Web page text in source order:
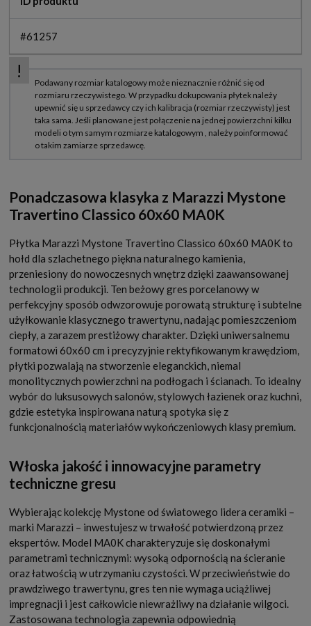
#61257
Ponadczasowa klasyka z Marazzi Mystone
Travertino Classico 60x60 MA0K
Płytka Marazzi Mystone Travertino Classico 60x60 MA0K to
hołd dla szlachetnego piękna naturalnego kamienia,
przeniesiony do nowoczesnych wnętrz dzięki zaawansowanej
technologii produkcji. Ten beżowy gres porcelanowy w
perfekcyjny sposób odwzorowuje porowatą strukturę i subtelne
użyłkowanie klasycznego trawertynu, nadając pomieszczeniom
ciepły, a zarazem prestiżowy charakter. Dzięki uniwersalnemu
formatowi 60x60 cm i precyzyjnie rektyfikowanym krawędziom,
płytki pozwalają na stworzenie eleganckich, niemal
monolitycznych powierzchni na podłogach i ścianach. To idealny
wybór do luksusowych salonów, stylowych łazienek oraz kuchni,
gdzie estetyka inspirowana naturą spotyka się z
funkcjonalnością materiałów wykończeniowych klasy premium.
Włoska jakość i innowacyjne parametry
techniczne gresu
Wybierając kolekcję Mystone od światowego lidera ceramiki –
marki Marazzi – inwestujesz w trwałość potwierdzoną przez
ekspertów. Model MA0K charakteryzuje się doskonałymi
parametrami technicznymi: wysoką odpornością na ścieranie
oraz łatwością w utrzymaniu czystości. W przeciwieństwie do
prawdziwego trawertynu, gres ten nie wymaga uciążliwej
impregnacji i jest całkowicie niewrażliwy na działanie wilgoci.
Zastosowana technologia zapewnia odpowiednią